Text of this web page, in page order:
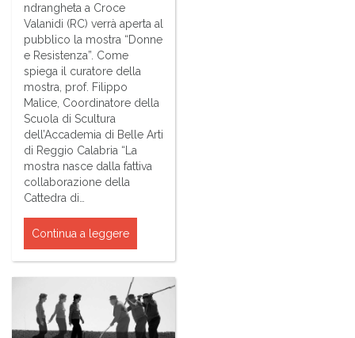
ndrangheta a Croce
Valanidi (RC) verrà aperta al
pubblico la mostra “Donne
e Resistenza”. Come
spiega il curatore della
mostra, prof. Filippo
Malice, Coordinatore della
Scuola di Scultura
dell’Accademia di Belle Arti
di Reggio Calabria “La
mostra nasce dalla fattiva
collaborazione della
Cattedra di…
Continua a leggere